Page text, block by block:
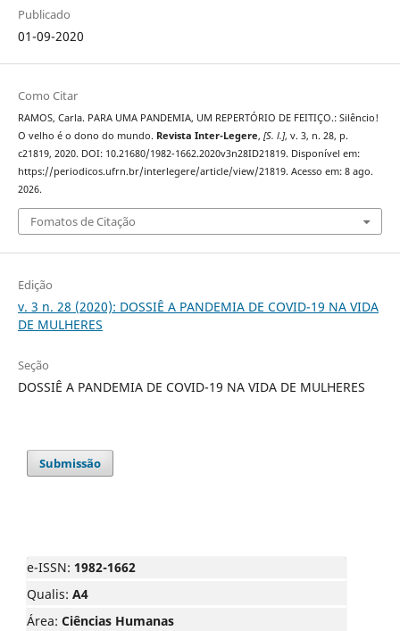
Publicado
01-09-2020
Como Citar
RAMOS, Carla. PARA UMA PANDEMIA, UM REPERTÓRIO DE FEITIÇO.: Silêncio!
O velho é o dono do mundo. Revista Inter-Legere, [S. l.], v. 3, n. 28, p.
c21819, 2020. DOI: 10.21680/1982-1662.2020v3n28ID21819. Disponível em:
https://periodicos.ufrn.br/interlegere/article/view/21819. Acesso em: 8 ago.
2026.
Fomatos de Citação
Edição
v. 3 n. 28 (2020): DOSSIÊ A PANDEMIA DE COVID-19 NA VIDA
DE MULHERES
Seção
DOSSIÊ A PANDEMIA DE COVID-19 NA VIDA DE MULHERES
Submissão
e-ISSN: 1982-1662
Qualis: A4
Área: Ciências Humanas